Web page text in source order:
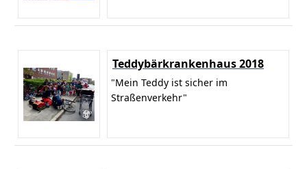
Teddybärkrankenhaus 2018
"Mein Teddy ist sicher im
Straßenverkehr"